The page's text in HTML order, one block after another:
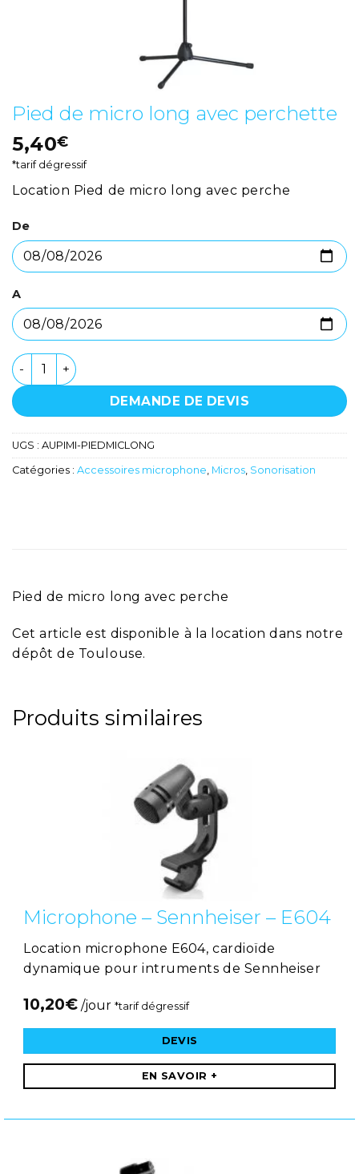
Pied de micro long avec perchette
5,40€
*tarif dégressif
Location Pied de micro long avec perche
De
A
quantité de Pied de micro long avec perchette
DEMANDE DE DEVIS
UGS : AUPIMI-PIEDMICLONG
Catégories : Accessoires microphone, Micros, Sonorisation
Pied de micro long avec perche
Cet article est disponible à la location dans notre
dépôt de Toulouse.
Produits similaires
Microphone – Sennheiser – E604
Location microphone E604, cardioïde
dynamique pour intruments de Sennheiser
10,20€ /jour *tarif dégressif
DEVIS
EN SAVOIR +